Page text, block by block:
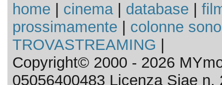
home cinema| database
prossimamente
colonne
TROVASTREAMING
Copyright© 2000 - 2026
05056400483 Licenza Siae n.